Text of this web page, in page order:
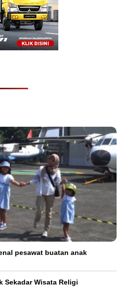
pesawat buatan anak
Sekadar Wisata Religi